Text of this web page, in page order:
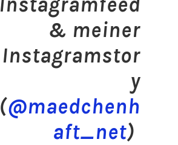
& meiner
Instagramstor
y
(@maedchenh
aft_net)